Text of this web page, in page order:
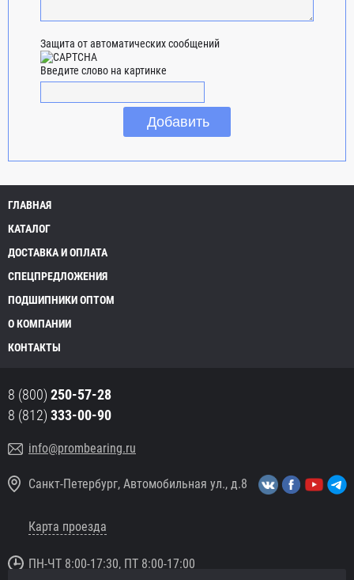
Защита от автоматических сообщений
Введите слово на картинке
ГЛАВНАЯ
КАТАЛОГ
ДОСТАВКА И ОПЛАТА
СПЕЦПРЕДЛОЖЕНИЯ
ПОДШИПНИКИ ОПТОМ
О КОМПАНИИ
КОНТАКТЫ
8 (800) 250-57-28
8 (812) 333-00-90
info@prombearing.ru
Санкт-Петербург, Автомобильная ул., д.8
Карта проезда
ПН-ЧТ 8:00-17:30, ПТ 8:00-17:00